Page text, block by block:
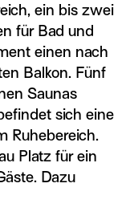
ein bis zwei
für Bad und
einen nach
Balkon. Fünf
Saunas
sich eine
Ruhebereich.
Platz für ein
Dazu